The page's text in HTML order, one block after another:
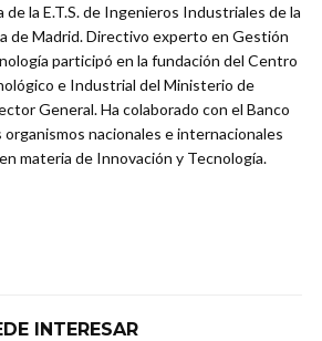
de la E.T.S. de Ingenieros Industriales de la
de Madrid. Directivo experto en Gestión
participó en la fundación del Centro
e Industrial del Ministerio de
General. Ha colaborado con el Banco
nacionales e internacionales
materia de Innovación y Tecnología.
INTERESAR